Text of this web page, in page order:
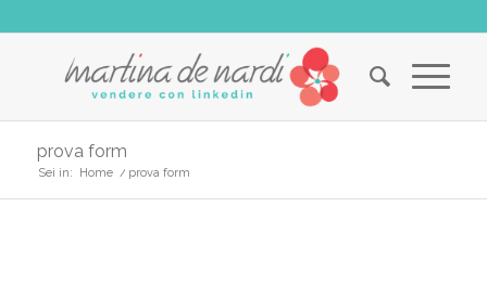
prova form
Sei in: Home / prova form